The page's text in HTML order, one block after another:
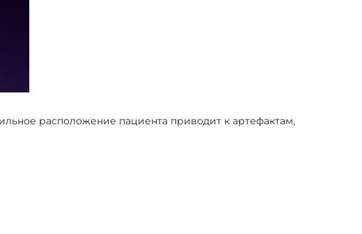
расположение пациента приводит к артефактам,